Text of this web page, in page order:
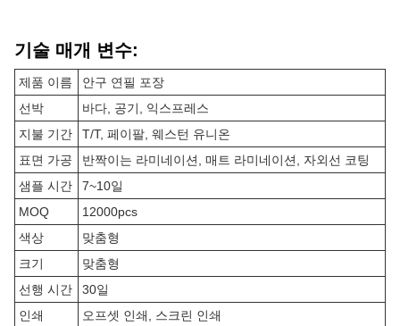
기술 매개 변수:
제품 이름
안구 연필 포장
선박
바다, 공기, 익스프레스
지불 기간
T/T, 페이팔, 웨스턴 유니온
표면 가공
반짝이는 라미네이션, 매트 라미네이션, 자외선 코팅
샘플 시간
7~10일
MOQ
12000pcs
색상
맞춤형
크기
맞춤형
선행 시간
30일
인쇄
오프셋 인쇄, 스크린 인쇄